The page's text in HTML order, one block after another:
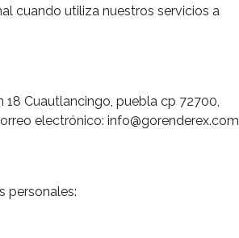
cuando utiliza nuestros servicios a
Cuautlancingo, puebla cp 72700,
electrónico: info@gorenderex.com
personales: